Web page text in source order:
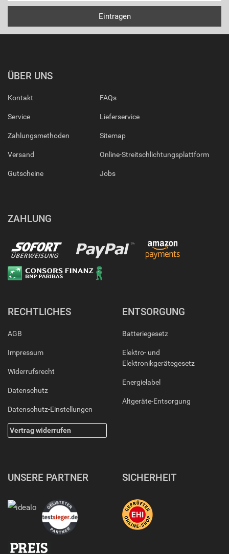
ÜBER UNS
Kontakt
Service
Zahlungsmethoden
Versand
Gutscheine
FAQs
Lieferservice
Sitemap
Online-Streitschlichtungsplattform
Jobs
ZAHLUNG
RECHTLICHES
AGB
Impressum
Widerrufsrecht
Datenschutz
Datenschutz-Einstellungen
Vertrag widerrufen
ENTSORGUNG
Batteriegesetz
Elektro- und
Elektronikgerätegesetz
Energielabel
Altgeräte-Entsorgung
UNSERE PARTNER SICHERHEIT